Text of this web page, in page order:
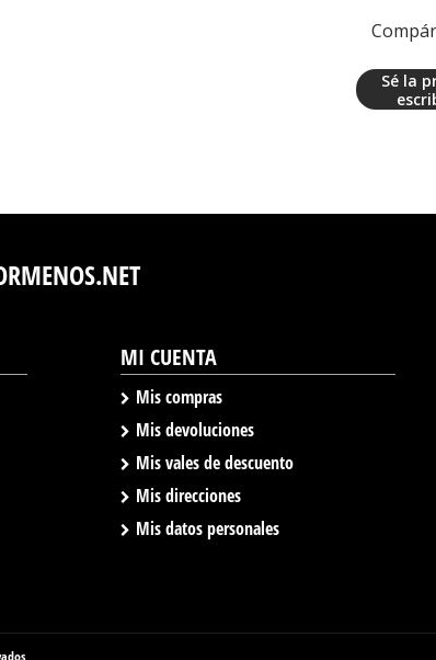
Sé la
MI CUENTA
Mis compras
Mis devoluciones
Mis vales de descuento
Mis direcciones
Mis datos personales